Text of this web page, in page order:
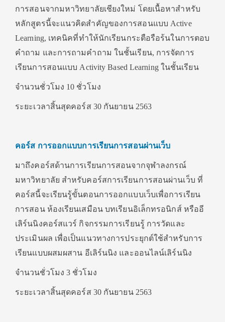
การสอนจากมหาวิทยาลัยเชียงใหม่ โดยเนื้อหาสำหรับ
หลักสูตรนี้จะแนวคิดสำคัญของการสอนแบบ Active
Learning, เทคนิคที่ทำให้นักเรียนกระตือรือร้นในการตอบ
คำถาม และการถามคำถาม ในชั้นเรียน, การจัดการ
เรียนการสอนแบบ Activity Based Learning ในชั้นเรียน
จำนวนชั่วโมง 10 ชั่วโมง
ระยะเวลาสิ้นสุดคอร์ส 30 กันยายน 2563
คอร์ส การออกแบบการเรียนการสอนผ่านเว็บ
มาถึงคอร์สด้านการเรียนการสอนจากจุฬาลงกรณ์
มหาวิทยาลัย สำหรับคอร์สการเรียนการสอนผ่านเว็บ ที่
คอร์สนี้จะเรียนรู้ขั้นตอนการออกแบบเว็บเพื่อการเรียน
การสอน ห้องเรียนเสมือน บทเรียนอิเล็กทรอนิกส์ หรืออี
เลิร์นนิงคอร์สแวร์ กิจกรรมการเรียนรู้ การวัดและ
ประเมินผล เพื่อเป็นแนวทางการประยุกต์ใช้สำหรับการ
เรียนแบบผสมผสาน อีเลิร์นนิง และออนไลน์เลิร์นนิง
จำนวนชั่วโมง 3 ชั่วโมง
ระยะเวลาสิ้นสุดคอร์ส 30 กันยายน 2563